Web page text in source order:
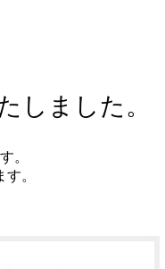
しました。
。
。